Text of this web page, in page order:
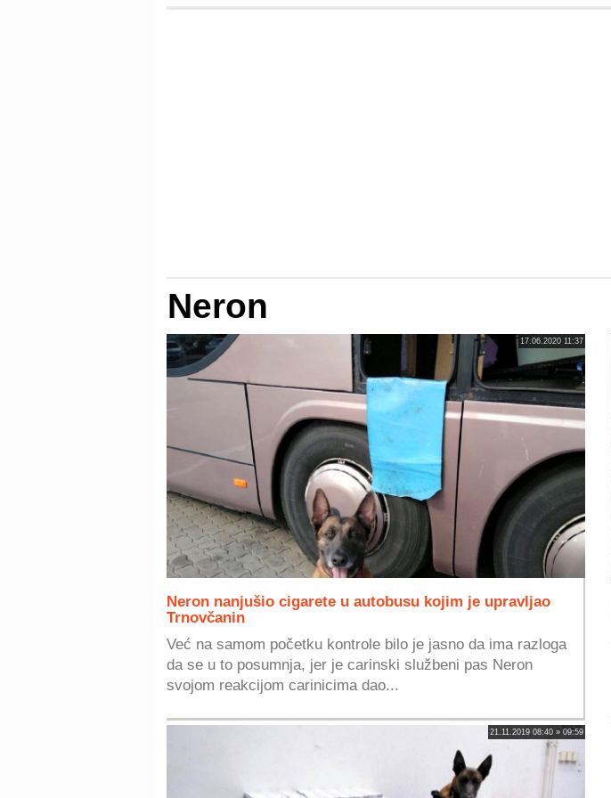
Neron
17.06.2020 11:37
Neron nanjušio cigarete u autobusu kojim je upravljao
Trnovčanin
Već na samom početku kontrole bilo je jasno da ima razloga
da se u to posumnja, jer je carinski službeni pas Neron
svojom reakcijom carinicima dao...
21.11.2019 08:40 » 09:59